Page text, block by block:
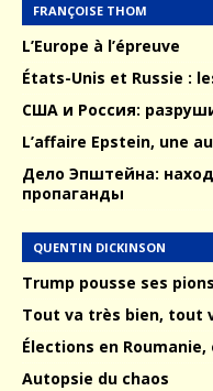
FRANÇOISE THOM
L’Europe à l’épreuve
États-Unis et Russie :
США и Россия:
L’affaire Epstein, une
Дело Эпштейна:
пропаганды
QUENTIN DICKINSON
Trump pousse ses
Tout va très bien, tout
Élections en
Autopsie du chaos